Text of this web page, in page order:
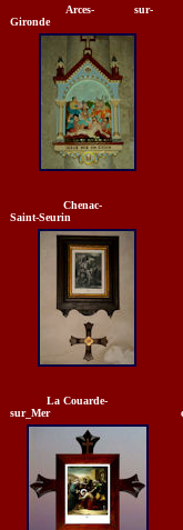
Arces- sur-
Gironde
Chenac-
Saint-Seurin
La Couarde-
sur_Mer